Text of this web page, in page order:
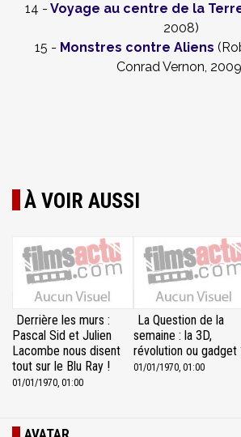
14 - Voyage au centre de la
2008)
15 - Monstres contre Aliens
Conrad Vernon,
À VOIR AUSSI
Derrière les murs :
Pascal Sid et Julien
Lacombe nous disent
tout sur le Blu Ray !
01/01/1970, 01:00
La Question de la
semaine : la 3D,
révolution ou gadget
01/01/1970, 01:00